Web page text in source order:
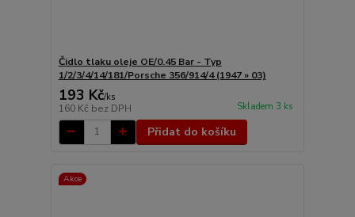
Čidlo tlaku oleje OE/0.45 Bar - Typ
1/2/3/4/14/181/Porsche 356/914/4 (1947 » 03)
193 Kč/ks
160 Kč bez DPH Skladem 3 ks
Přidat do košíku
Akce